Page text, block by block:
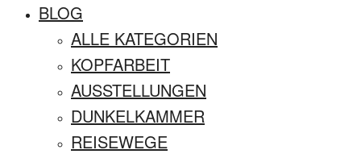
BLOG
ALLE KATEGORIEN
KOPFARBEIT
AUSSTELLUNGEN
DUNKELKAMMER
REISEWEGE